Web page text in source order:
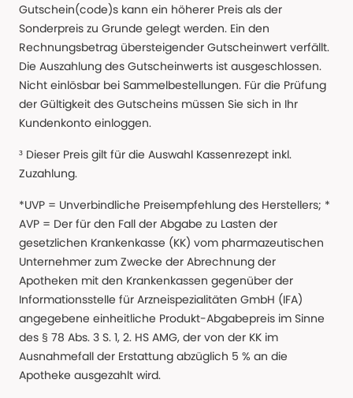
Gutschein(code)s kann ein höherer Preis als der
Sonderpreis zu Grunde gelegt werden. Ein den
Rechnungsbetrag übersteigender Gutscheinwert verfällt.
Die Auszahlung des Gutscheinwerts ist ausgeschlossen.
Nicht einlösbar bei Sammelbestellungen. Für die Prüfung
der Gültigkeit des Gutscheins müssen Sie sich in Ihr
Kundenkonto einloggen.
³ Dieser Preis gilt für die Auswahl Kassenrezept inkl.
Zuzahlung.
*UVP = Unverbindliche Preisempfehlung des Herstellers; *
AVP = Der für den Fall der Abgabe zu Lasten der
gesetzlichen Krankenkasse (KK) vom pharmazeutischen
Unternehmer zum Zwecke der Abrechnung der
Apotheken mit den Krankenkassen gegenüber der
Informationsstelle für Arzneispezialitäten GmbH (IFA)
angegebene einheitliche Produkt-Abgabepreis im Sinne
des § 78 Abs. 3 S. 1, 2. HS AMG, der von der KK im
Ausnahmefall der Erstattung abzüglich 5 % an die
Apotheke ausgezahlt wird.